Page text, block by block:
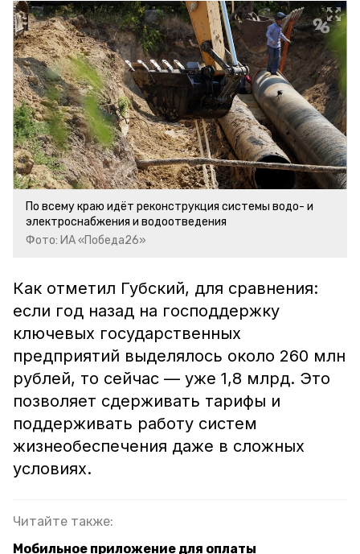
По всему краю идёт реконструкция системы водо- и
электроснабжения и водоотведения
Фото: ИА «Победа26»
Как отметил Губский, для сравнения:
если год назад на господдержку
ключевых государственных
предприятий выделялось около 260 млн
рублей, то сейчас — уже 1,8 млрд. Это
позволяет сдерживать тарифы и
поддерживать работу систем
жизнеобеспечения даже в сложных
условиях.
Читайте также:
Мобильное приложение для оплаты